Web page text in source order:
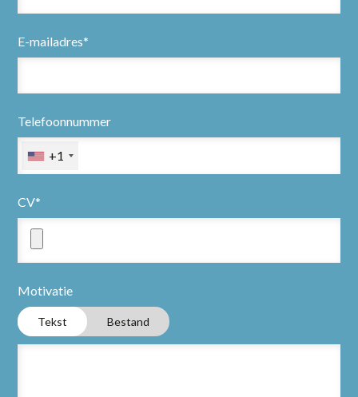
Home
Partners
Vacatures
Nieuws
Over ons
Contact
Open sollicitatie
E-mailadres*
Telefoonnummer
+1
CV*
Motivatie
Tekst Bestand